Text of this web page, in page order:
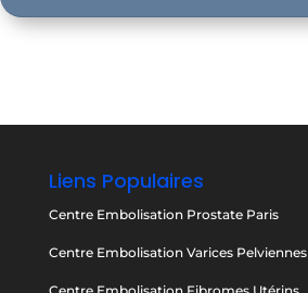
Liens Populaires
Centre Embolisation Prostate Paris
Centre Embolisation Varices Pelviennes